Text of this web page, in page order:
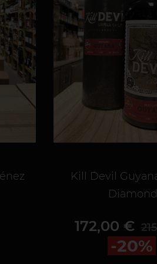
Kill Devil
Diamond
172,00 €
-20%